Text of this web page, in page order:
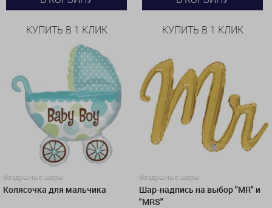
КУПИТЬ В 1 КЛИК КУПИТЬ В 1 КЛИК
Воздушные шары
Колясочка для мальчика
Воздушные шары
Шар-надпись на выбор "MR" и
"MRS"